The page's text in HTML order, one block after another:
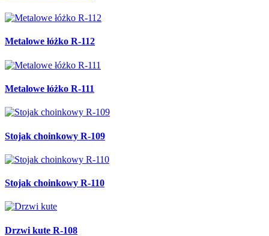
Metalowe łóżko R-112
Metalowe łóżko R-111
Stojak choinkowy R-109
Stojak choinkowy R-110
Drzwi kute R-108